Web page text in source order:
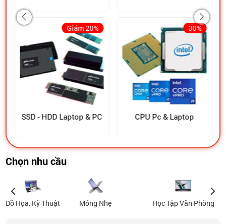
Giảm 20%
SSD - HDD Laptop & PC
30%
CPU Pc & Laptop
Chọn nhu cầu
Đồ Họa, Kỹ Thuật Mỏng Nhẹ Học Tập Văn Phòng